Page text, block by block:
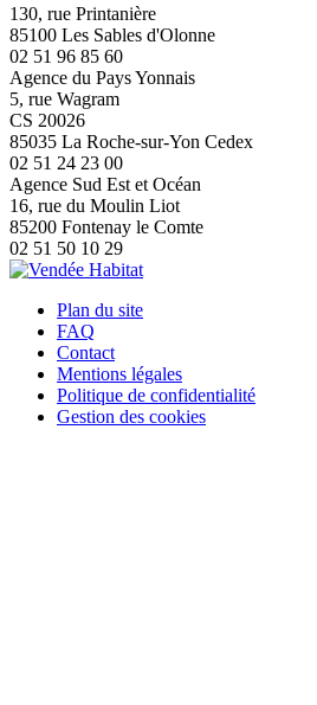
130, rue Printanière
85100 Les Sables d'Olonne
02 51 96 85 60
Agence du Pays Yonnais
5, rue Wagram
CS 20026
85035 La Roche-sur-Yon Cedex
02 51 24 23 00
Agence Sud Est et Océan
16, rue du Moulin Liot
85200 Fontenay le Comte
02 51 50 10 29
Plan du site
FAQ
Contact
Mentions légales
Politique de confidentialité
Gestion des cookies